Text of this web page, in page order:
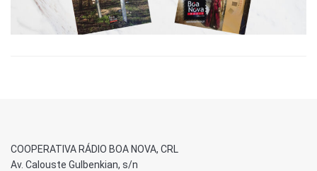
COOPERATIVA RÁDIO BOA NOVA, CRL
Av. Calouste Gulbenkian, s/n